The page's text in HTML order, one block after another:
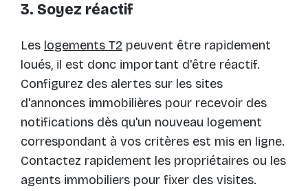
3. Soyez réactif
Les logements T2 peuvent être rapidement
loués, il est donc important d'être réactif.
Configurez des alertes sur les sites
d'annonces immobilières pour recevoir des
notifications dès qu'un nouveau logement
correspondant à vos critères est mis en ligne.
Contactez rapidement les propriétaires ou les
agents immobiliers pour fixer des visites.